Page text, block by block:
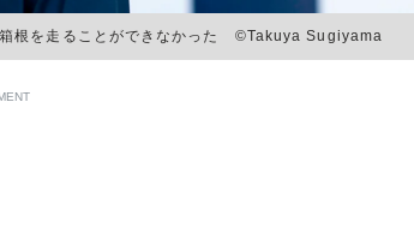
根を走ることができなかった ©︎Takuya Sugiyama